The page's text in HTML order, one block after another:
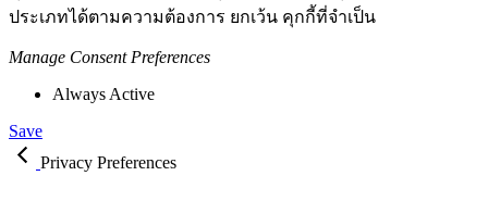
ประเภทได้ตามความต้องการ ยกเว้น คุกกี้ที่จำเป็น
Manage Consent Preferences
Always Active
Save
Privacy Preferences